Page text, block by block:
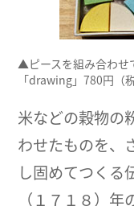
▲ピースを組み合わせ
「drawing」780円（税
米などの穀物の
わせたものを、
し固めてつくる
（１７１８）